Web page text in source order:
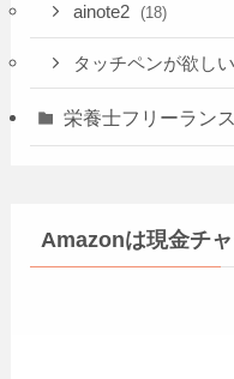
ainote2 (18)
タッチペンが欲しい
栄養士フリーランス
Amazonは現金チ